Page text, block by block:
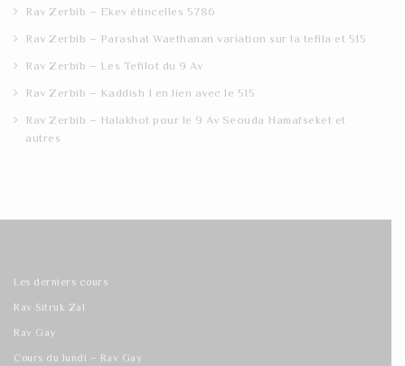
Rav Zerbib – Ekev étincelles 5786
Rav Zerbib – Parashat Waethanan variation sur la tefila et 515
Rav Zerbib – Les Tefilot du 9 Av
Rav Zerbib – Kaddish 1 en lien avec le 515
Rav Zerbib – Halakhot pour le 9 Av Seouda Hamafseket et
autres
Les derniers cours
Rav Sitruk Zal
Rav Gay
Cours du lundi – Rav Gay